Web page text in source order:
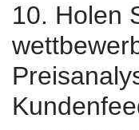
10. Holen